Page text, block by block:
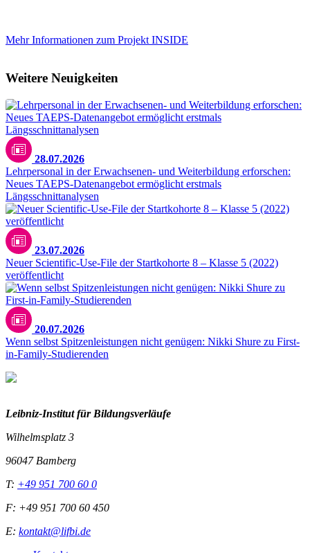
Mehr Informationen zum Projekt INSIDE
Weitere Neuigkeiten
28.07.2026
Lehrpersonal in der Erwachsenen- und Weiterbildung erforschen:
Neues TAEPS-Datenangebot ermöglicht erstmals
Längsschnittanalysen
23.07.2026
Neuer Scientific-Use-File der Startkohorte 8 – Klasse 5 (2022)
veröffentlicht
20.07.2026
Wenn selbst Spitzenleistungen nicht genügen: Nikki Shure zu First-
in-Family-Studierenden
Leibniz-Institut für Bildungsverläufe
Wilhelmsplatz 3
96047 Bamberg
T: +49 951 700 60 0
F: +49 951 700 60 450
E: kontakt@lifbi.de